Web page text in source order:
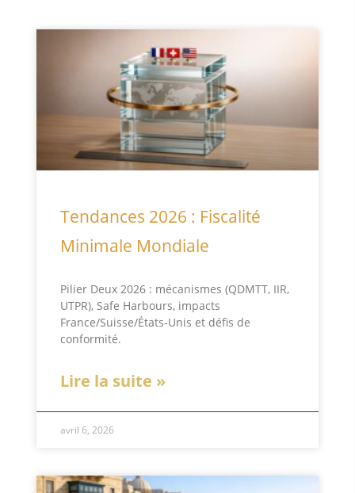
Tendances 2026 : Fiscalité
Minimale Mondiale
Pilier Deux 2026 : mécanismes (QDMTT, IIR,
UTPR), Safe Harbours, impacts
France/Suisse/États‑Unis et défis de
conformité.
Lire la suite »
avril 6, 2026